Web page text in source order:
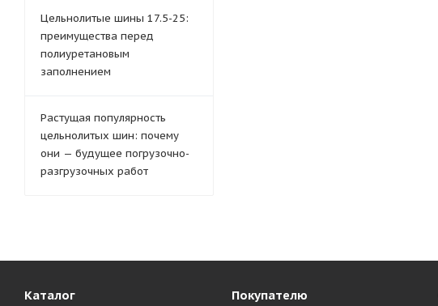
Цельнолитые шины 17.5-25:
преимущества перед
полиуретановым
заполнением
Растущая популярность
цельнолитых шин: почему
они — будущее погрузочно-
разгрузочных работ
Каталог Покупателю